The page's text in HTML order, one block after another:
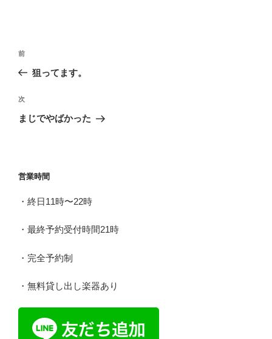
投
ビ
ゲ
ン
前
の
稿
前
狙ってます。
次
の
次
まじでやばかった
営業時間
・終日11時〜22時
・最終予約受付時間21時
・完全予約制
・無料貸し出し楽器あり